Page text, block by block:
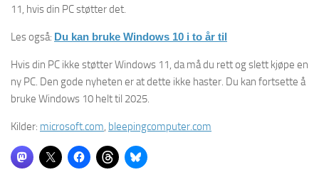
11, hvis din PC støtter det.
Les også: Du kan bruke Windows 10 i to år til
Hvis din PC ikke støtter Windows 11, da må du rett og slett kjøpe en
ny PC. Den gode nyheten er at dette ikke haster. Du kan fortsette å
bruke Windows 10 helt til 2025.
Kilder: microsoft.com, bleepingcomputer.com